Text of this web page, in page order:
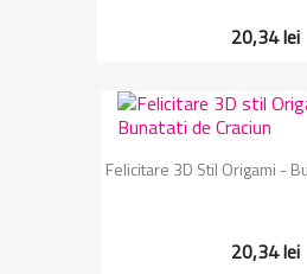
20,34 lei
Felicitare 3D Stil Origami -
20,34 lei